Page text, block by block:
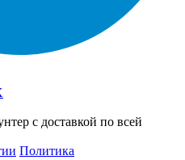
с доставкой по всей
Политика